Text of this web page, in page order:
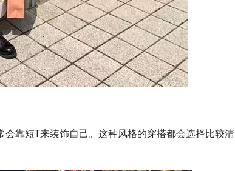
靠短T来装饰自己。这种风格的穿搭都会选择比较